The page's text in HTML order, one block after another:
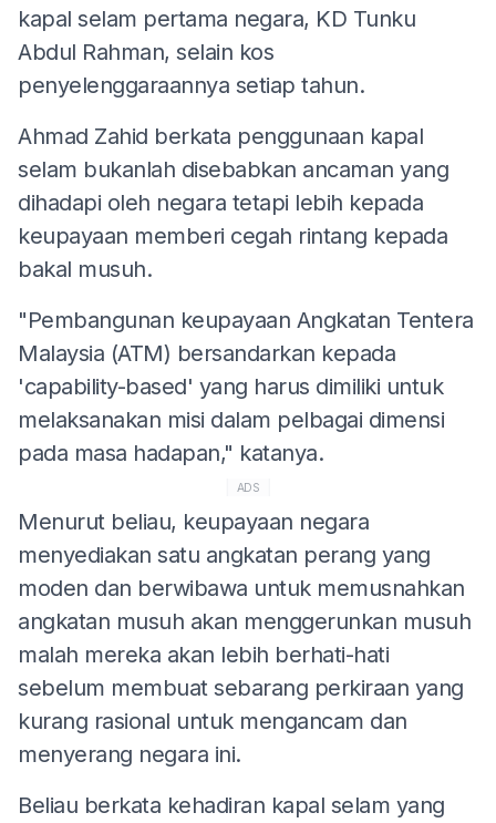
kapal selam pertama negara, KD Tunku
Abdul Rahman, selain kos
penyelenggaraannya setiap tahun.
Ahmad Zahid berkata penggunaan kapal
selam bukanlah disebabkan ancaman yang
dihadapi oleh negara tetapi lebih kepada
keupayaan memberi cegah rintang kepada
bakal musuh.
"Pembangunan keupayaan Angkatan Tentera
Malaysia (ATM) bersandarkan kepada
'capability-based' yang harus dimiliki untuk
melaksanakan misi dalam pelbagai dimensi
pada masa hadapan," katanya.
ADS
Menurut beliau, keupayaan negara
menyediakan satu angkatan perang yang
moden dan berwibawa untuk memusnahkan
angkatan musuh akan menggerunkan musuh
malah mereka akan lebih berhati-hati
sebelum membuat sebarang perkiraan yang
kurang rasional untuk mengancam dan
menyerang negara ini.
Beliau berkata kehadiran kapal selam yang